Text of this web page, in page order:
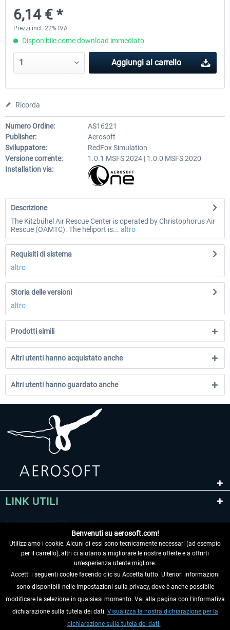
25,58 € *
6,14 € *
Prezzi incl. 22% IVA
Disponibile come download immediato
Aggiungi al carrello
Ricorda
Numero Ordine:
AS16221
Publisher:
Aerosoft
Sviluppatore:
RedFox Simulation
Versione corrente:
1.0.1 MSFS 2024 | 1.0.0 MSFS 2020
Installation via:
Descrizione
The Kitzbühel Air Rescue Center is operated by Christophorus Air
Rescue (ÖAMTC). The heliport is... altro
Requisiti di sistema
altro
Storia delle versioni
altro
Prodotti simili
Altri utenti hanno acquistato anche
Altri utenti hanno guardato anche
LINK UTILI
RECEDERE DAL CONTRATTO
INFORMAZIONI
Benvenuti su aerosoft.com!
Utilizziamo i cookie. Alcuni di essi sono tecnicamente necessari (ad esempio
per il carrello), altri ci aiutano a migliorare le nostre offerte e a offrirti
un'esperienza utente migliore.
Accetti i seguenti cookie facendo clic su Accetta tutto. Ulteriori informazioni
sono disponibili nelle impostazioni sulla privacy, dove è anche possibile
modificare la selezione in qualsiasi momento. Vai alla pagina con l'informativa
dichiarazione sulla tutela dei dati. Visualizza la nostra dichiarazione per la
dichiarazione sulla tutela dei dati.